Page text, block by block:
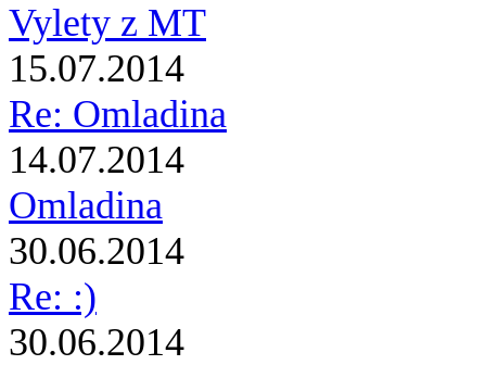
Vylety z MT
15.07.2014
Re: Omladina
14.07.2014
Omladina
30.06.2014
Re: :)
30.06.2014